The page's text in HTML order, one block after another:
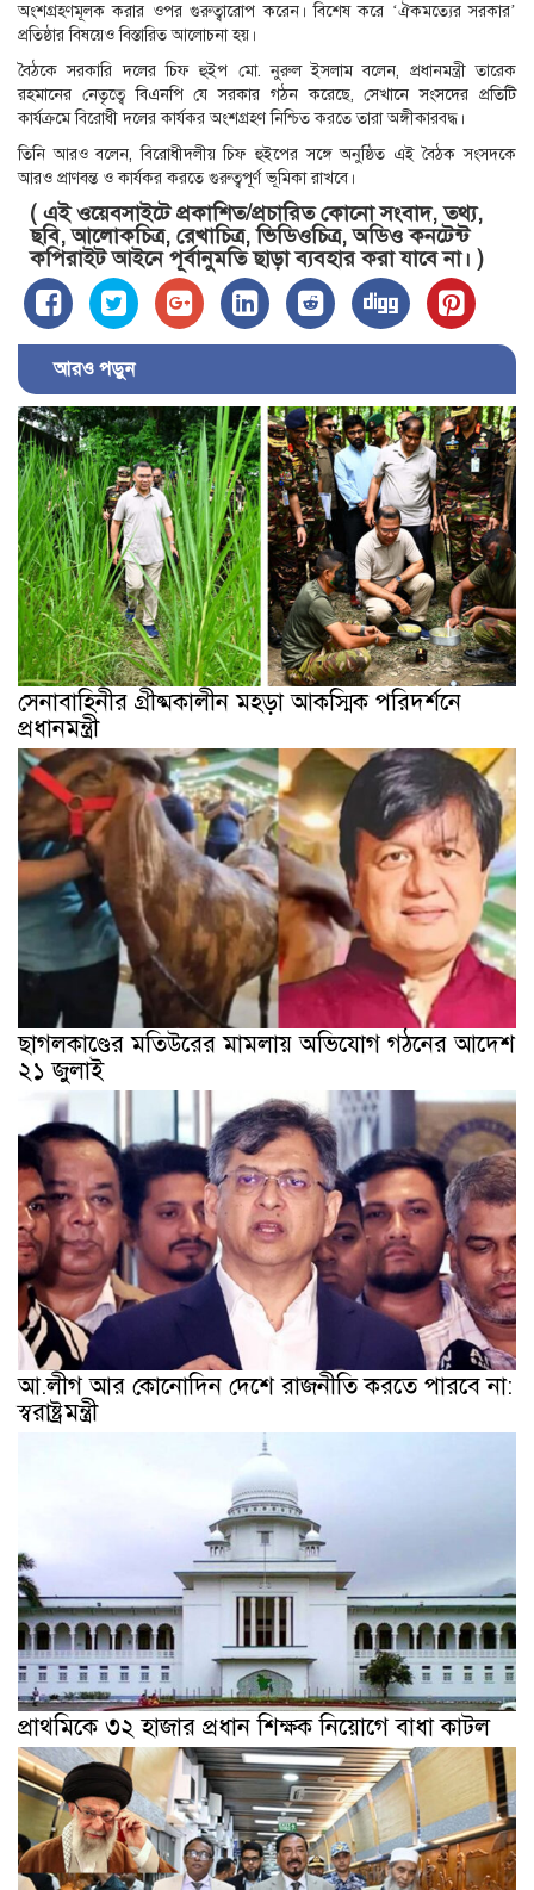
অংশগ্রহণমূলক করার ওপর গুরুত্বারোপ করেন। বিশেষ করে ‘ঐকমত্যের সরকার’
প্রতিষ্ঠার বিষয়েও বিস্তারিত আলোচনা হয়।
বৈঠকে সরকারি দলের চিফ হুইপ মো. নুরুল ইসলাম বলেন, প্রধানমন্ত্রী তারেক
রহমানের নেতৃত্বে বিএনপি যে সরকার গঠন করেছে, সেখানে সংসদের প্রতিটি
কার্যক্রমে বিরোধী দলের কার্যকর অংশগ্রহণ নিশ্চিত করতে তারা অঙ্গীকারবদ্ধ।
তিনি আরও বলেন, বিরোধীদলীয় চিফ হুইপের সঙ্গে অনুষ্ঠিত এই বৈঠক সংসদকে
আরও প্রাণবন্ত ও কার্যকর করতে গুরুত্বপূর্ণ ভূমিকা রাখবে।
( এই ওয়েবসাইটে প্রকাশিত/প্রচারিত কোনো সংবাদ, তথ্য,
ছবি, আলোকচিত্র, রেখাচিত্র, ভিডিওচিত্র, অডিও কনটেন্ট
কপিরাইট আইনে পূর্বানুমতি ছাড়া ব্যবহার করা যাবে না। )
আরও পড়ুন
সেনাবাহিনীর গ্রীষ্মকালীন মহড়া আকস্মিক পরিদর্শনে
প্রধানমন্ত্রী
ছাগলকাণ্ডের মতিউরের মামলায় অভিযোগ গঠনের আদেশ
২১ জুলাই
আ.লীগ আর কোনোদিন দেশে রাজনীতি করতে পারবে না:
স্বরাষ্ট্রমন্ত্রী
প্রাথমিকে ৩২ হাজার প্রধান শিক্ষক নিয়োগে বাধা কাটল